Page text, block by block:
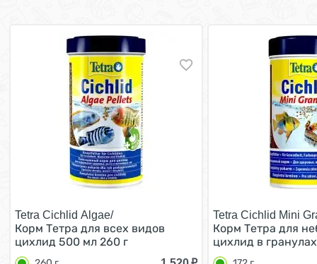
Tetra Cichlid Algae/
Корм Тетра для всех видов
цихлид 500 мл 260 г
Tetra Cichlid Mini
Корм Тетра для
цихлид в